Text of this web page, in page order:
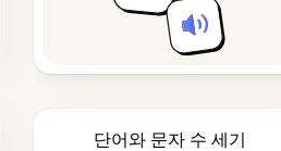
단어와 문자 수 세기